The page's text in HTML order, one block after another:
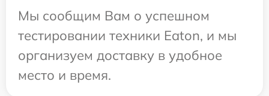
Мы сообщим Вам о успешном
тестировании техники Eaton, и мы
организуем доставку в удобное
место и время.